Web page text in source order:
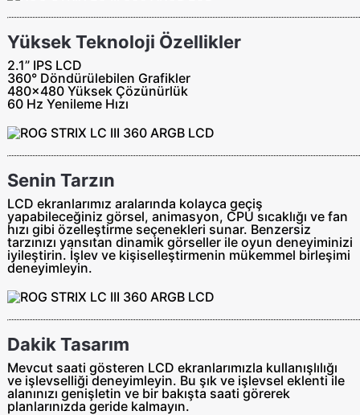
Yüksek Teknoloji Özellikler
2.1” IPS LCD
360° Döndürülebilen Grafikler
480x480 Yüksek Çözünürlük
60 Hz Yenileme Hızı
Senin Tarzın
LCD ekranlarımız aralarında kolayca geçiş
yapabileceğiniz görsel, animasyon, CPU sıcaklığı ve fan
hızı gibi özelleştirme seçenekleri sunar. Benzersiz
tarzınızı yansıtan dinamik görseller ile oyun deneyiminizi
iyileştirin. İşlev ve kişiselleştirmenin mükemmel birleşimi
deneyimleyin.
Dakik Tasarım
Mevcut saati gösteren LCD ekranlarımızla kullanışlılığı
ve işlevselliği deneyimleyin. Bu şık ve işlevsel eklenti ile
alanınızı genişletin ve bir bakışta saati görerek
planlarınızda geride kalmayın.